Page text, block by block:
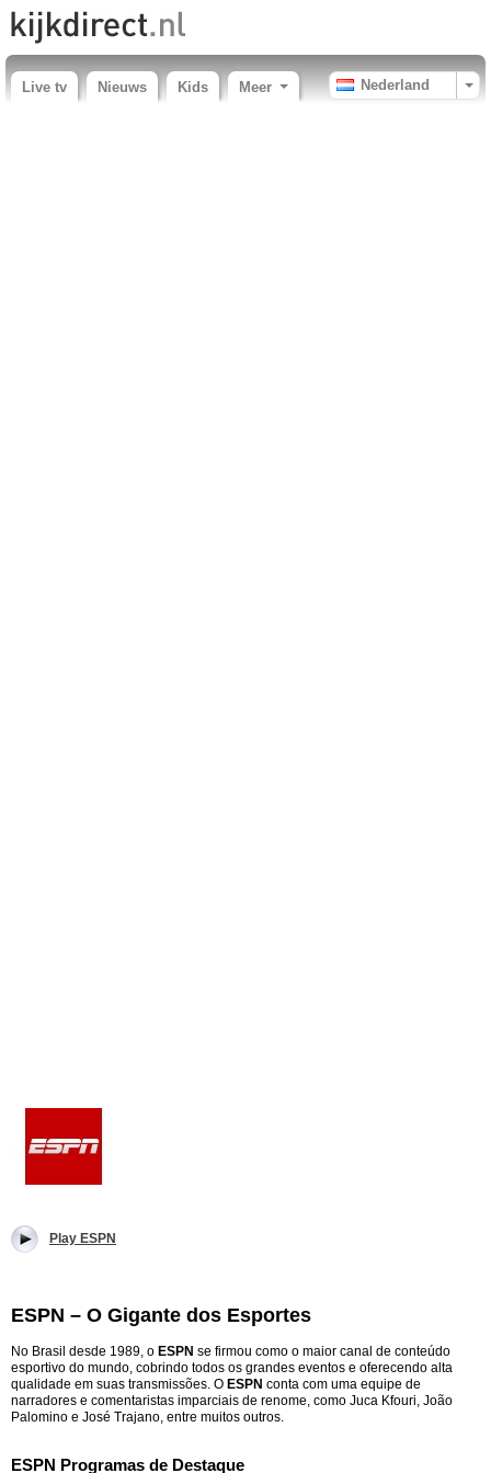
Live tv Nieuws Kids Meer Nederland
Play ESPN
ESPN – O Gigante dos Esportes
No Brasil desde 1989, o ESPN se firmou como o maior canal de conteúdo
esportivo do mundo, cobrindo todos os grandes eventos e oferecendo alta
qualidade em suas transmissões. O ESPN conta com uma equipe de
narradores e comentaristas imparciais de renome, como Juca Kfouri, João
Palomino e José Trajano, entre muitos outros.
ESPN Programas de Destaque